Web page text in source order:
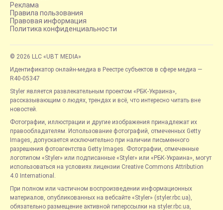
Реклама
Правила пользования
Правовая информация
Политика конфиденциальности
© 2026 LLC «UBT MEDIA»
Идентификатор онлайн-медиа в Реестре субъектов в сфере медиа —
R40-05347
Styler является развлекательным проектом «РБК-Украина»,
рассказывающим о людях, трендах и всё, что интересно читать вне
новостей.
Фотографии, иллюстрации и другие изображения принадлежат их
правообладателям. Использование фотографий, отмеченных Getty
Images, допускается исключительно при наличии письменного
разрешения фотоагентства Getty Images. Фотографии, отмеченные
логотипом «Styler» или подписанные «Styler» или «РБК-Украина», могут
использоваться на условиях лицензии Creative Commons Attribution
4.0 International.
При полном или частичном воспроизведении информационных
материалов, опубликованных на вебсайте «Styler» (styler.rbc.ua),
обязательно размещение активной гиперссылки на styler.rbc.ua,